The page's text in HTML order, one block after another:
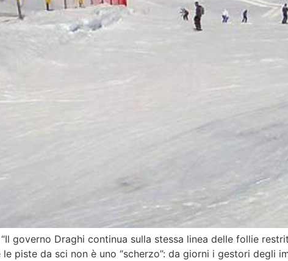
governo Draghi continua sulla stessa linea delle follie
le piste da sci non è uno “scherzo”: da giorni i gestori degli